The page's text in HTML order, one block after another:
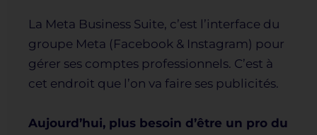
La Meta Business Suite, c’est l’interface du
groupe Meta (Facebook & Instagram) pour
gérer ses comptes professionnels. C’est à
cet endroit que l’on va faire ses publicités.
Aujourd’hui, plus besoin d’être un pro du